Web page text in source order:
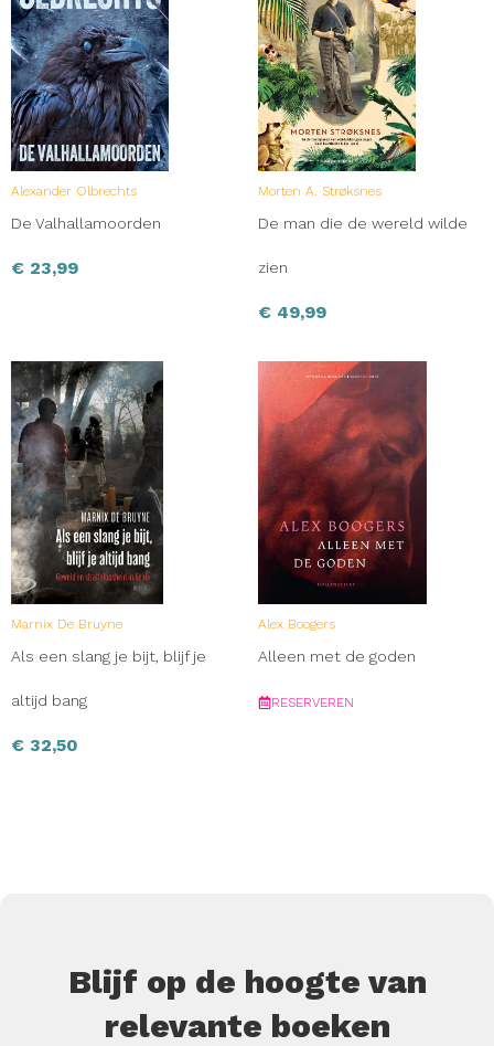
Alexander Olbrechts
De Valhallamoorden
€ 23,99
Morten A. Strøksnes
De man die de wereld wilde
zien
€ 49,99
Marnix De Bruyne
Als een slang je bijt, blijf je
altijd bang
€ 32,50
Alex Boogers
Alleen met de goden
RESERVEREN
Blijf op de hoogte van
relevante boeken